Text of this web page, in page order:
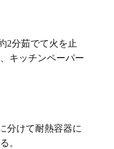
2分茹でて火を止
キッチンペーパー
分けて耐熱容器に
。